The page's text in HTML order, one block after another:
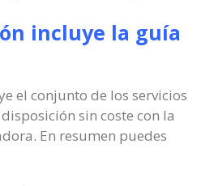
incluye la guía
el conjunto de los servicios
sin coste con la
En resumen puedes